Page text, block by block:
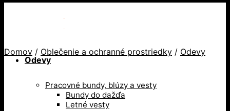
Odevy
Pracovné bundy, blúzy a vesty
Bundy do dažďa
Letné vesty
Domov / Oblečenie a ochranné prostriedky / Odevy